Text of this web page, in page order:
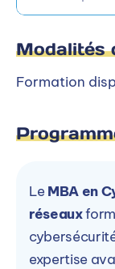
Modalités
Formation
Le MBA en
réseaux
expertise